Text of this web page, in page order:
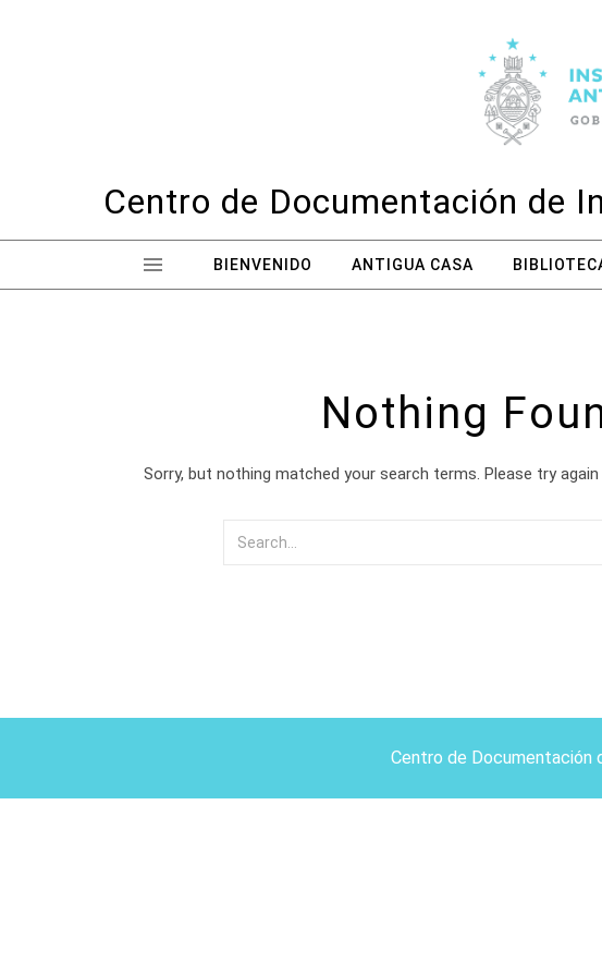
Centro de Documentación de
BIENVENIDO ANTIGUA CASA
Nothing
Sorry, but nothing matched your search terms. Please try
Centro de